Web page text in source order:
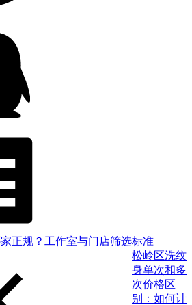
正规？工作室与门店筛选标准
松岭区洗纹
身单次和多
次价格区
别：如何计